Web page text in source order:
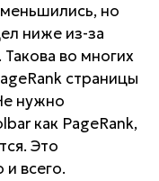
но
ниже из-за
во многих
страницы
нужно
как PageRank,
Это
и всего.